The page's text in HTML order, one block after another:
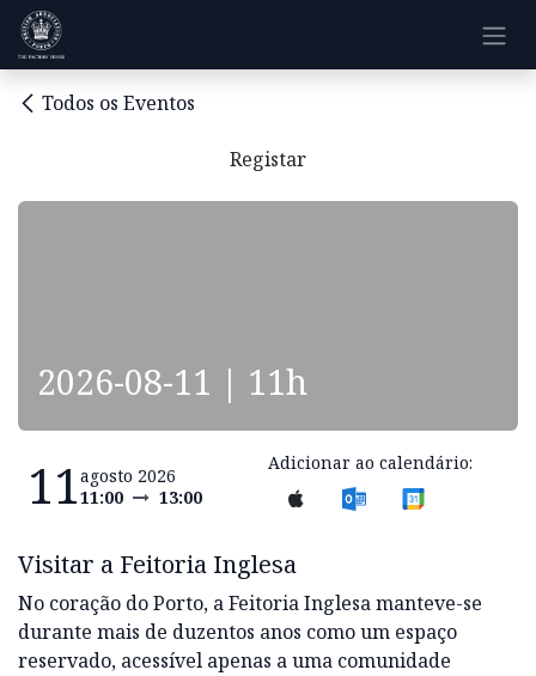
Pular para o conteúdo
Todos os Eventos
Registar
2026-08-11 | 11h
11agosto 2026
11:00
13:00
Adicionar ao calendário:
Visitar a Feitoria Inglesa
No coração do Porto, a Feitoria Inglesa manteve-se
durante mais de duzentos anos como um espaço
reservado, acessível apenas a uma comunidade